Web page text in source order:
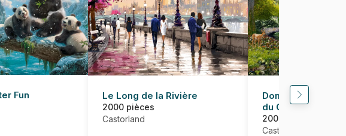
Fun Le Long de la Rivière
2000 pièces
Castorland
Dominic Davison
du Crapaud
2000 pièces
Castorland